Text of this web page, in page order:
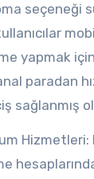
seçeneği
yapmak
paradan
sağlanmış